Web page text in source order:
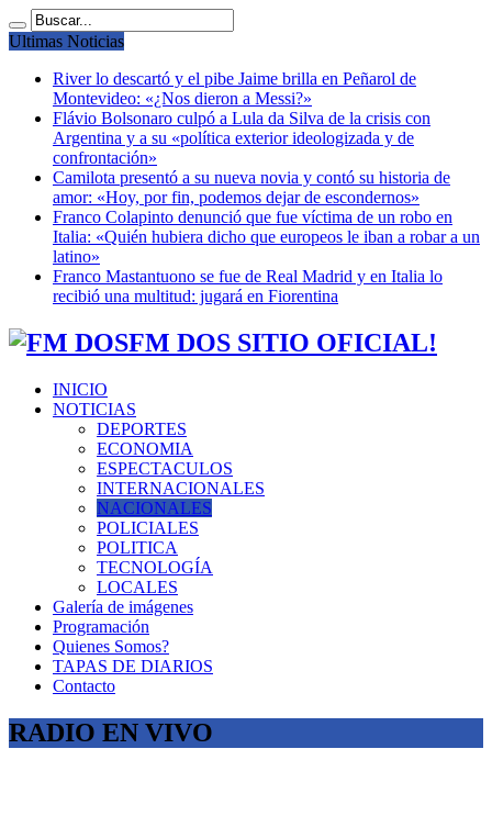
Ultimas Noticias
River lo descartó y el pibe Jaime brilla en Peñarol de
Montevideo: «¿Nos dieron a Messi?»
Flávio Bolsonaro culpó a Lula da Silva de la crisis con
Argentina y a su «política exterior ideologizada y de
confrontación»
Camilota presentó a su nueva novia y contó su historia de
amor: «Hoy, por fin, podemos dejar de escondernos»
Franco Colapinto denunció que fue víctima de un robo en
Italia: «Quién hubiera dicho que europeos le iban a robar a un
latino»
Franco Mastantuono se fue de Real Madrid y en Italia lo
recibió una multitud: jugará en Fiorentina
FM DOS SITIO OFICIAL!
INICIO
NOTICIAS
DEPORTES
ECONOMIA
ESPECTACULOS
INTERNACIONALES
NACIONALES
POLICIALES
POLITICA
TECNOLOGÍA
LOCALES
Galería de imágenes
Programación
Quienes Somos?
TAPAS DE DIARIOS
Contacto
RADIO EN VIVO